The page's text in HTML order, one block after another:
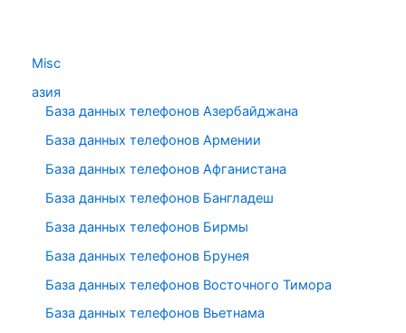
Misc
азия
База данных телефонов Азербайджана
База данных телефонов Армении
База данных телефонов Афганистана
База данных телефонов Бангладеш
База данных телефонов Бирмы
База данных телефонов Брунея
База данных телефонов Восточного Тимора
База данных телефонов Вьетнама